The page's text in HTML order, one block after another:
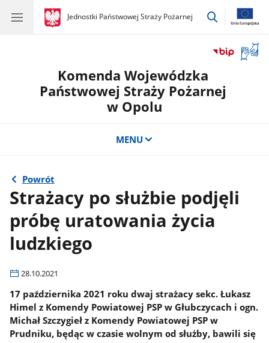
gov.pl
Jednostki Państwowej Straży Pożarnej
gov.pl
Jednostki
przejdź
okno
Komenda Wojewódzka
Państwowej Straży Pożarnej
w Opolu
MENU
Powrót
Strażacy po służbie podjęli
próbę uratowania życia
ludzkiego
28.10.2021
17 października 2021 roku dwaj strażacy sekc. Łukasz
Himel z Komendy Powiatowej PSP w Głubczycach i ogn.
Michał Szczygieł z Komendy Powiatowej PSP w
Prudniku, będąc w czasie wolnym od służby, bawili się